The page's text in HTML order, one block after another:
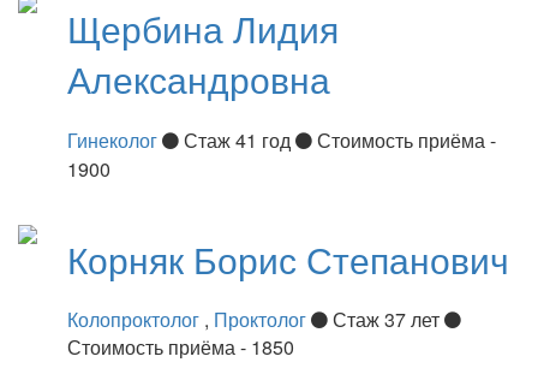
ЩербинаЛидия
Александровна
Гинеколог Стаж 41 год
Стоимость приёма -
1900
Корняк Борис Степанович
Колопроктолог , Проктолог
Стаж 37 лет
Стоимость приёма - 1850